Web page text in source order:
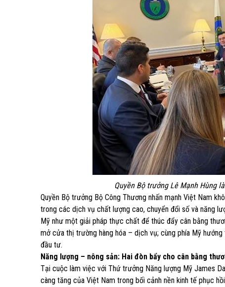
Quyền Bộ trưởng Lê Mạnh Hùng
Quyền Bộ trưởng Bộ Công Thương nhấn mạnh Việt Nam
trong các dịch vụ chất lượng cao, chuyển đổi số và năng
Mỹ như một giải pháp thực chất để thúc đẩy cân bằng
mở cửa thị trường hàng hóa – dịch vụ; cùng phía Mỹ
đầu tư.
Năng lượng – nông sản: Hai đòn bẩy cho cân bằng
Tại cuộc làm việc với Thứ trưởng Năng lượng Mỹ James
càng tăng của Việt Nam trong bối cảnh nền kinh tế phục